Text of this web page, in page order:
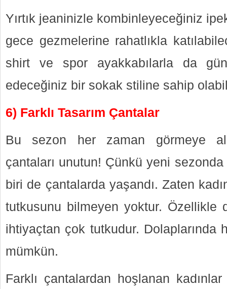
Yırtık jeaninizle kombinleyeceğiniz
gece gezmelerine rahatlıkla
shirt ve spor ayakkabılarla da
edeceğiniz bir sokak stiline sahip
6) Farklı Tasarım Çantalar
Bu sezon her zaman görmeye
çantaları unutun! Çünkü yeni
biri de çantalarda yaşandı. Zaten
tutkusunu bilmeyen yoktur. Özellikle
ihtiyaçtan çok tutkudur. Dolaplarında
mümkün.
Farklı çantalardan hoşlanan